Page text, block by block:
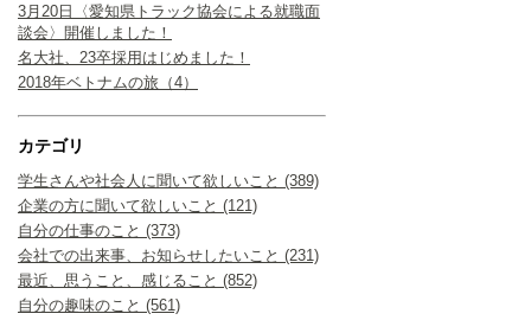
3月20日〈愛知県トラック協会による就職面
談会〉開催しました！
名大社、23卒採用はじめました！
2018年ベトナムの旅（4）
カテゴリ
学生さんや社会人に聞いて欲しいこと (389)
企業の方に聞いて欲しいこと (121)
自分の仕事のこと (373)
会社での出来事、お知らせしたいこと (231)
最近、思うこと、感じること (852)
自分の趣味のこと (561)